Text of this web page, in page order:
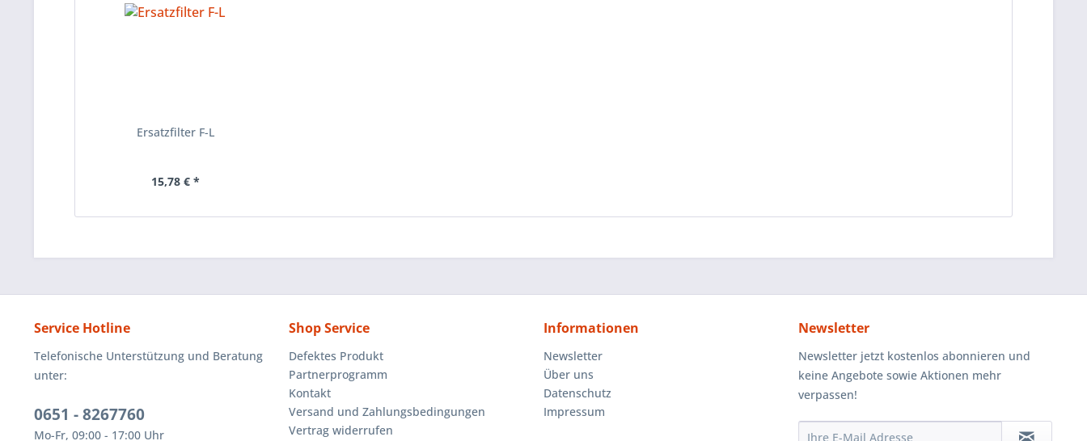
Ersatzfilter F-L
15,78 € *
Service Hotline
Telefonische Unterstützung und Beratung
unter:
0651 - 8267760
Mo-Fr, 09:00 - 17:00 Uhr
Shop Service
Defektes Produkt
Partnerprogramm
Kontakt
Versand und Zahlungsbedingungen
Vertrag widerrufen
Informationen
Newsletter
Über uns
Datenschutz
Impressum
Newsletter
Newsletter jetzt kostenlos abonnieren und
keine Angebote sowie Aktionen mehr
verpassen!